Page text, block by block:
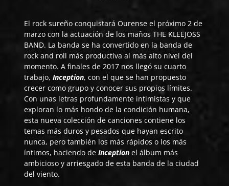
El rock sureño conquistará Ourense el próximo 2 de
marzo con la actuación de los mañosTHE KLEEJOSS
BAND. La banda se ha convertido en la banda de
rock and roll más productiva al más alto nivel del
momento. A finales de 2017 nos llegó su cuarto
trabajo,Inception, con el que se han propuesto
crecer como grupo y conocer sus propios límites.
Con unas letras profundamente intimistas y que
exploran lo más hondo de la condición humana,
esta nueva colección de canciones contiene los
temas más duros y pesados que hayan escrito
nunca, pero también los más rápidos o los más
íntimos, haciendo deInception el álbum más
ambicioso y arriesgado de esta banda de la ciudad
del viento.